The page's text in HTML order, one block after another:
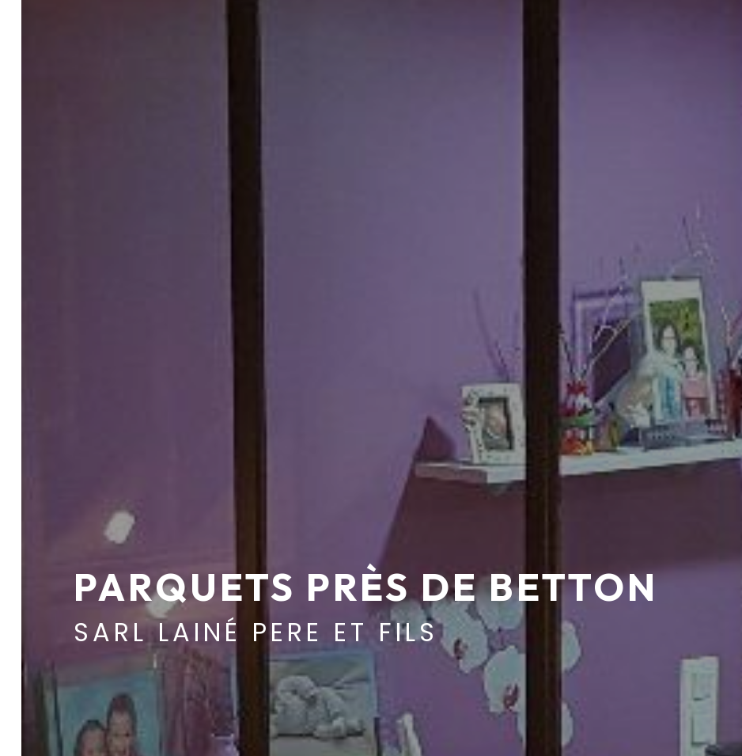
PARQUETS PRÈS DE BETTON
SARL LAINÉ PERE ET FILS